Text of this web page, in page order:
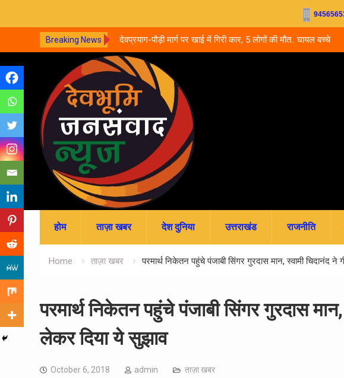
Breaking News
के साथ दुष्कर्म, वीडियो सामने
देवप्रयाग-पौड़ी मार्ग पर खाई में गिरी कार, 5 लोगों की मौत.. घायल बच्चे
का इलाज जारी
to
content
होम ताज़ा खबर देश दुनिया उत्तराखंड राजनीति
Home ताज़ा खबर परमार्थ निकेतन पहुंचे पंजाबी सिंगर गुरदास मान, स्वामी चिदानंद ने
परमार्थ निकेतन पहुंचे पंजाबी सिंगर गुरदास
लेकर दिया ये सुझाव
October 6, 2018 admin ताज़ा खबर